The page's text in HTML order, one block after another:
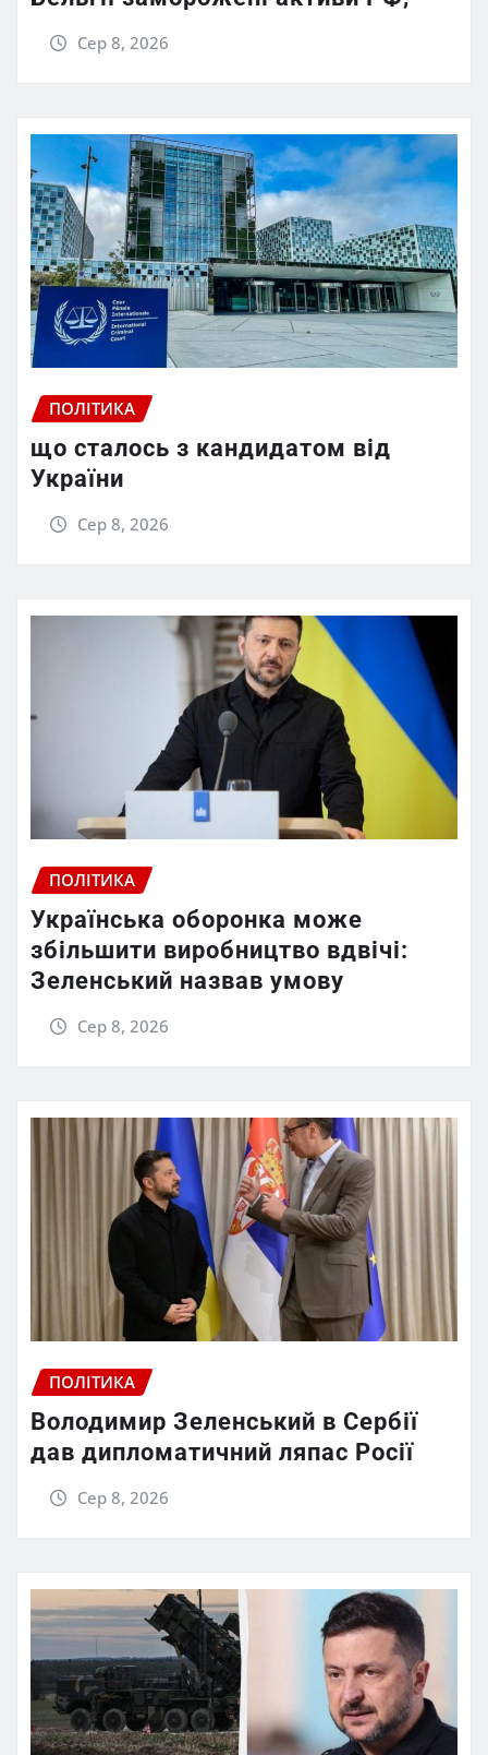
Сер 8, 2026
ПОЛІТИКА
що сталось з кандидатом від
України
Сер 8, 2026
ПОЛІТИКА
Українська оборонка може
збільшити виробництво вдвічі:
Зеленський назвав умову
Сер 8, 2026
ПОЛІТИКА
Володимир Зеленський в Сербії
дав дипломатичний ляпас Росії
Сер 8, 2026